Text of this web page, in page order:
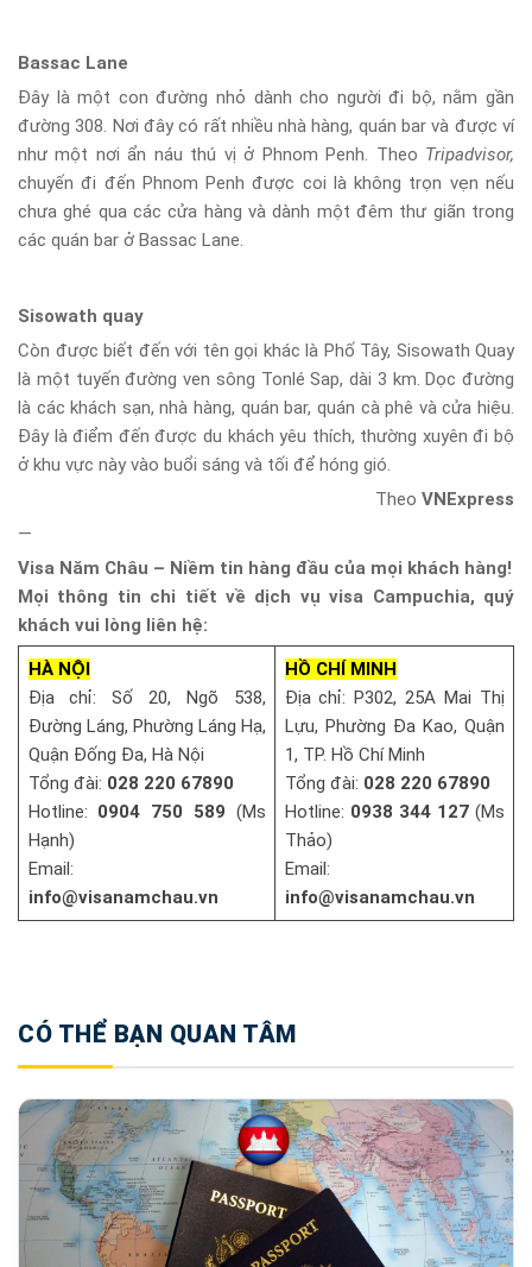
Bassac Lane
Đây là một con đường nhỏ dành cho người đi bộ, nằm gần
đường 308. Nơi đây có rất nhiều nhà hàng, quán bar và được ví
như một nơi ẩn náu thú vị ở Phnom Penh. Theo Tripadvisor,
chuyến đi đến Phnom Penh được coi là không trọn vẹn nếu
chưa ghé qua các cửa hàng và dành một đêm thư giãn trong
các quán bar ở Bassac Lane.
Sisowath quay
Còn được biết đến với tên gọi khác là Phố Tây, Sisowath Quay
là một tuyến đường ven sông Tonlé Sap, dài 3 km. Dọc đường
là các khách sạn, nhà hàng, quán bar, quán cà phê và cửa hiệu.
Đây là điểm đến được du khách yêu thích, thường xuyên đi bộ
ở khu vực này vào buổi sáng và tối để hóng gió.
Theo VNExpress
—
Visa Năm Châu – Niềm tin hàng đầu của mọi khách hàng!
Mọi thông tin chi tiết về dịch vụ visa Campuchia, quý
khách vui lòng liên hệ:
HÀ NỘI
Địa chỉ: Số 20, Ngõ 538,
Đường Láng, Phường Láng Hạ,
Quận Đống Đa, Hà Nội
Tổng đài: 028 220 67890
Hotline: 0904 750 589 (Ms
Hạnh)
Email:
info@visanamchau.vn
HỒ CHÍ MINH
Địa chỉ: P302, 25A Mai Thị
Lựu, Phường Đa Kao, Quận
1, TP. Hồ Chí Minh
Tổng đài: 028 220 67890
Hotline: 0938 344 127(Ms
Thảo)
Email:
info@visanamchau.vn
CÓ THỂ BẠN QUAN TÂM